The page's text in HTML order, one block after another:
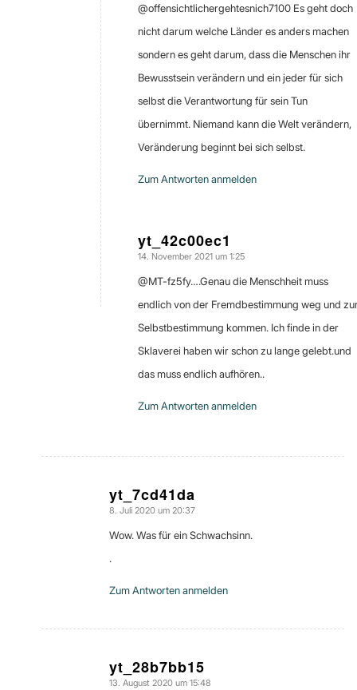
@offensichtlichergehtesnich7100 Es geht doch
nicht darum welche Länder es anders machen
sondern es geht darum, dass die Menschen ihr
Bewusstsein verändern und ein jeder für sich
selbst die Verantwortung für sein Tun
übernimmt. Niemand kann die Welt verändern,
Veränderung beginnt bei sich selbst.
Zum Antworten anmelden
yt_42c00ec1
sagte:
14. November 2021 um 1:25
@MT-fz5fy….Genau die Menschheit muss
endlich von der Fremdbestimmung weg und
Selbstbestimmung kommen. Ich finde in der
Sklaverei haben wir schon zu lange gelebt.und
das muss endlich aufhören..
Zum Antworten anmelden
yt_7cd41da
sagte:
8. Juli 2020 um 20:37
Wow. Was für ein Schwachsinn.
.
Zum Antworten anmelden
yt_28b7bb15
sagte:
13. August 2020 um 15:48